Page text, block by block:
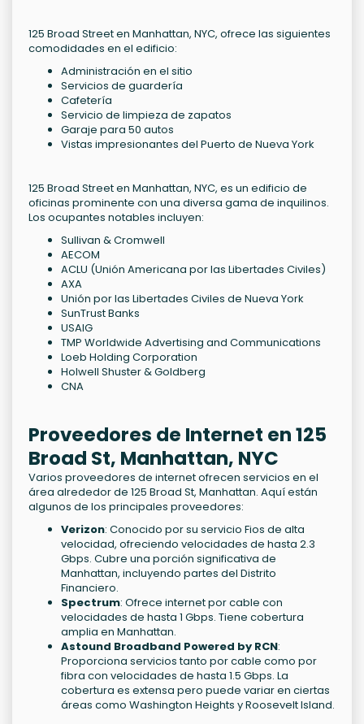
125 Broad Street en Manhattan, NYC, ofrece las siguientes
comodidades en el edificio:
Administración en el sitio
Servicios de guardería
Cafetería
Servicio de limpieza de zapatos
Garaje para 50 autos
Vistas impresionantes del Puerto de Nueva York
125 Broad Street en Manhattan, NYC, es un edificio de
oficinas prominente con una diversa gama de inquilinos.
Los ocupantes notables incluyen:
Sullivan & Cromwell
AECOM
ACLU (Unión Americana por las Libertades Civiles)
AXA
Unión por las Libertades Civiles de Nueva York
SunTrust Banks
USAIG
TMP Worldwide Advertising and Communications
Loeb Holding Corporation
Holwell Shuster & Goldberg
CNA
Proveedores de Internet en 125
Broad St, Manhattan, NYC
Varios proveedores de internet ofrecen servicios en el
área alrededor de 125 Broad St, Manhattan. Aquí están
algunos de los principales proveedores:
Verizon: Conocido por su servicio Fios de alta
velocidad, ofreciendo velocidades de hasta 2.3
Gbps. Cubre una porción significativa de
Manhattan, incluyendo partes del Distrito
Financiero.
Spectrum: Ofrece internet por cable con
velocidades de hasta 1 Gbps. Tiene cobertura
amplia en Manhattan.
Astound Broadband Powered by RCN:
Proporciona servicios tanto por cable como por
fibra con velocidades de hasta 1.5 Gbps. La
cobertura es extensa pero puede variar en ciertas
áreas como Washington Heights y Roosevelt Island.